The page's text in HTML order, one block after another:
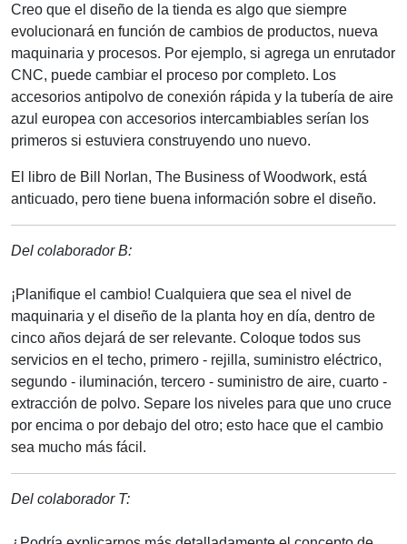
Creo que el diseño de la tienda es algo que siempre
evolucionará en función de cambios de productos, nueva
maquinaria y procesos. Por ejemplo, si agrega un enrutador
CNC, puede cambiar el proceso por completo. Los
accesorios antipolvo de conexión rápida y la tubería de aire
azul europea con accesorios intercambiables serían los
primeros si estuviera construyendo uno nuevo.
El libro de Bill Norlan, The Business of Woodwork, está
anticuado, pero tiene buena información sobre el diseño.
Del colaborador B:
¡Planifique el cambio! Cualquiera que sea el nivel de
maquinaria y el diseño de la planta hoy en día, dentro de
cinco años dejará de ser relevante. Coloque todos sus
servicios en el techo, primero - rejilla, suministro eléctrico,
segundo - iluminación, tercero - suministro de aire, cuarto -
extracción de polvo. Separe los niveles para que uno cruce
por encima o por debajo del otro; esto hace que el cambio
sea mucho más fácil.
Del colaborador T: